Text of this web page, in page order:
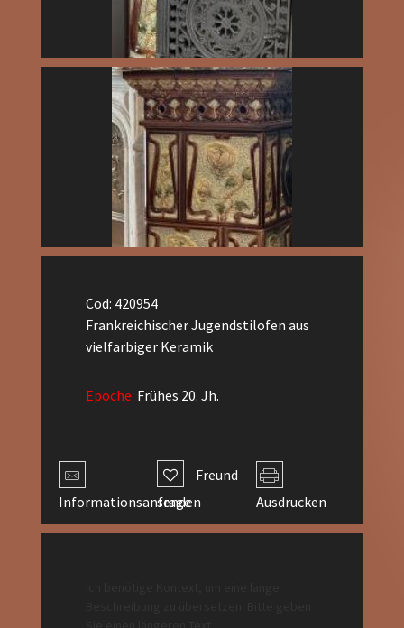
Cod: 420954
Frankreichischer Jugendstilofen aus
vielfarbiger Keramik
Epoche: Frühes 20. Jh.
Informationsanfrage
Freund
senden
Ausdrucken